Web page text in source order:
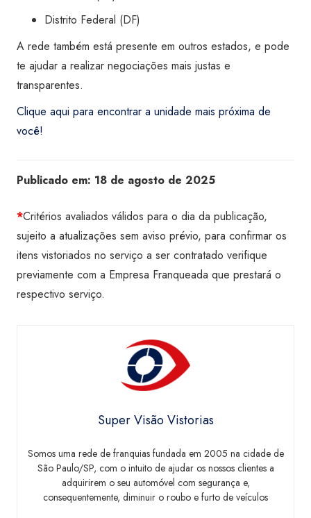
Distrito Federal (DF)
A rede também está presente em outros estados, e pode
te ajudar a realizar negociações mais justas e
transparentes.
Clique aqui para encontrar a unidade mais próxima de
você!
Publicado em: 18 de agosto de 2025
*Critérios avaliados válidos para o dia da publicação,
sujeito a atualizações sem aviso prévio, para confirmar os
itens vistoriados no serviço a ser contratado verifique
previamente com a Empresa Franqueada que prestará o
respectivo serviço.
Super Visão Vistorias
Somos uma rede de franquias fundada em 2005 na cidade de
São Paulo/SP, com o intuito de ajudar os nossos clientes a
adquirirem o seu automóvel com segurança e,
consequentemente, diminuir o roubo e furto de veículos